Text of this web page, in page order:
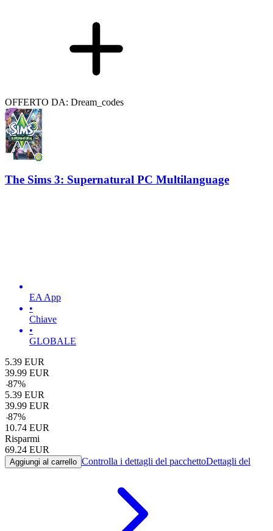
OFFERTO DA: Dream_codes
The Sims 3: Supernatural PC Multilanguage
EA App
•
Chiave
•
GLOBALE
5.39 EUR
39.99 EUR
-87%
5.39 EUR
39.99 EUR
-87%
10.74 EUR
Risparmi
69.24 EUR
Aggiungi al carrello Controlla i dettagli del pacchettoDettagli del